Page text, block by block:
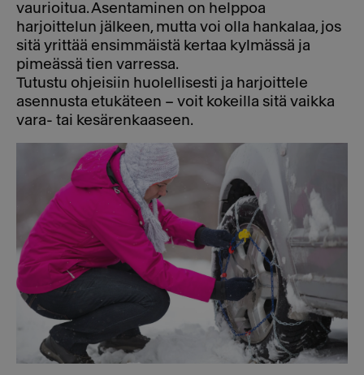
vaurioitua. Asentaminen on helppoa
harjoittelun jälkeen, mutta voi olla hankalaa, jos
sitä yrittää ensimmäistä kertaa kylmässä ja
pimeässä tien varressa.
Tutustu ohjeisiin huolellisesti ja harjoittele
asennusta etukäteen – voit kokeilla sitä vaikka
vara- tai kesärenkaaseen.